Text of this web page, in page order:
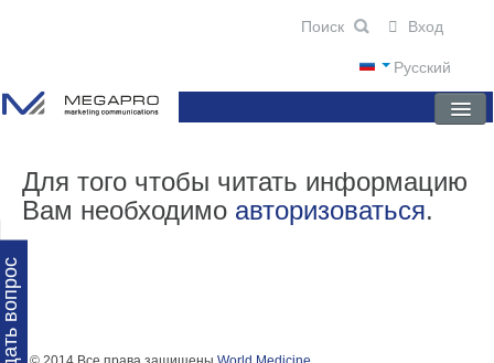
вопрос
Русский
Вход
ГЛАВНАЯ
О КОМПАНИИ
Для того чтобы читать информацию
Вам необходимо авторизоваться.